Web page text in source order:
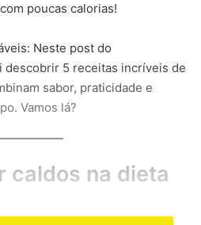
poucas calorias!
Neste post do
descobrir 5 receitas incríveis de
sabor, praticidade e
Vamos lá?
caldos na dieta